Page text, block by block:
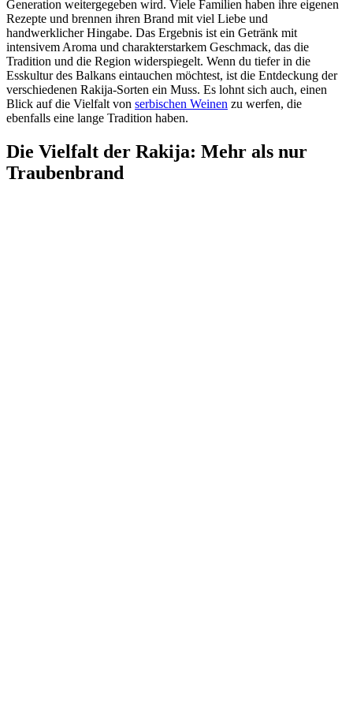
Generation weitergegeben wird. Viele Familien haben ihre eigenen
Rezepte und brennen ihren Brand mit viel Liebe und
handwerklicher Hingabe. Das Ergebnis ist ein Getränk mit
intensivem Aroma und charakterstarkem Geschmack, das die
Tradition und die Region widerspiegelt. Wenn du tiefer in die
Esskultur des Balkans eintauchen möchtest, ist die Entdeckung der
verschiedenen Rakija-Sorten ein Muss. Es lohnt sich auch, einen
Blick auf die Vielfalt von serbischen Weinen zu werfen, die
ebenfalls eine lange Tradition haben.
Die Vielfalt der Rakija: Mehr als nur
Traubenbrand